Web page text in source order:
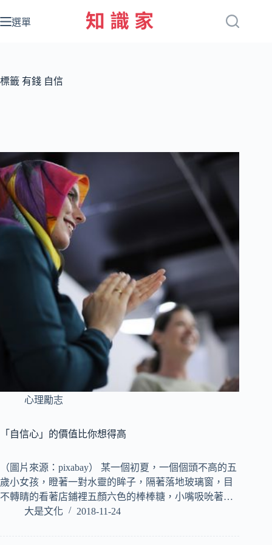
至
容
選單
標籤 有錢 自信
心理勵志
「自信心」的價值比你想得高
（圖片來源：pixabay） 某一個初夏，一個個頭不高的五
歲小女孩，瞪著一對水靈的眸子，隔著落地玻璃窗，目
不轉睛的看著店鋪裡五顏六色的棒棒糖，小嘴吸吮著…
大是文化
2018-11-24